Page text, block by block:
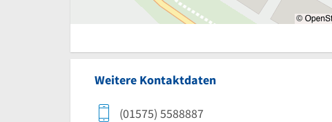
Weitere Kontaktdaten
(01575) 5588887